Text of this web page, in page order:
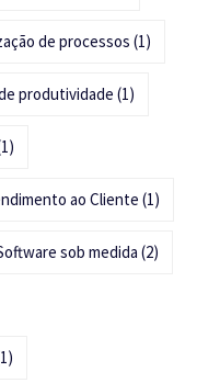
de processos (1)
produtividade (1)
ao Cliente (1)
sob medida (2)